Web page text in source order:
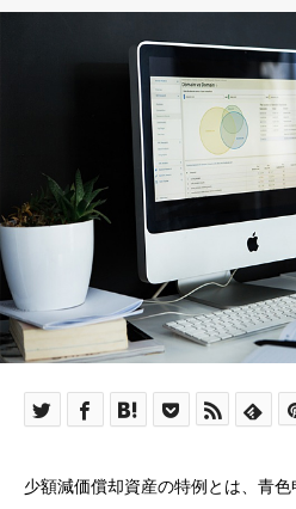
少額減価償却資産の特例とは、青